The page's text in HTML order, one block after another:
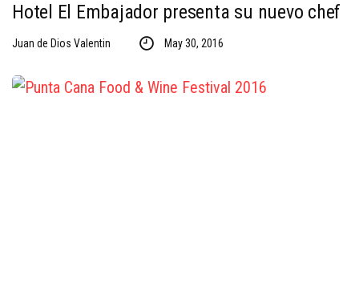
Hotel El Embajador presenta su nuevo chef
Juan de Dios Valentin May 30, 2016